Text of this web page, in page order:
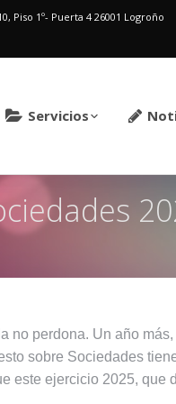
Piso 1º- Puerta 4 26001 Logroño
Servicios
no perdona. Un año
sobre Sociedades
este ejercicio 2025, que